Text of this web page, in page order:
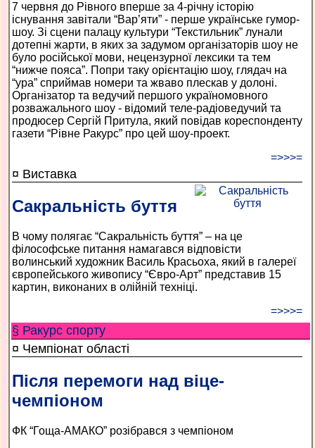
7 червня до Рівного вперше за 4-річну історію
існування завітали “Вар’яти” - перше українське гумор-
шоу. Зі сцени палацу культури “Текстильник” лунали
дотепні жарти, в яких за задумом організаторів шоу не
було російської мови, нецензурної лексики та тем
“нижче пояса”. Попри таку орієнтацію шоу, глядач на
“ура” сприймав номери та жваво плескав у долоні.
Організатор та ведучий першого україномовного
розважального шоу - відомий теле-радіоведучий та
продюсер Сергій Притула, який повідав кореспонденту
газети “Рівне Ракурс” про цей шоу-проект.
=>>>=
¤ Виставка
Сакральність буття
В чому полягає “Сакральність буття” – на це
філософське питання намагався відповісти
волинський художник Василь Красьоха, який в галереї
європейського живопису “Євро-Арт” представив 15
картин, виконаних в олійній техніці.
=>>>=
§ Ракурс спорту
¤ Чемпіонат області
Після перемоги над віце-
чемпіоном
ФК “Гоща-АМАКО” розібрався з чемпіоном